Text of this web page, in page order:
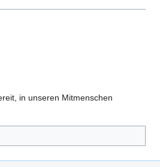
in unseren Mitmenschen